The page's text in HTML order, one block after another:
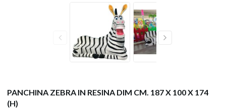
PANCHINA ZEBRA IN RESINA DIM CM. 187 X 100 X 174
(H)